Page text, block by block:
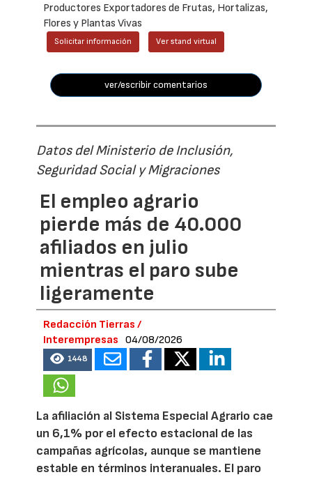
Productores Exportadores de Frutas, Hortalizas,
Flores y Plantas Vivas
Solicitar información Ver stand virtual
ver/escribir comentarios
Datos del Ministerio de Inclusión,
Seguridad Social y Migraciones
El empleo agrario
pierde más de 40.000
afiliados en julio
mientras el paro sube
ligeramente
Redacción Tierras /
Interempresas
04/08/2026
1448
La afiliación al Sistema Especial Agrario cae
un 6,1% por el efecto estacional de las
campañas agrícolas, aunque se mantiene
estable en términos interanuales. El paro